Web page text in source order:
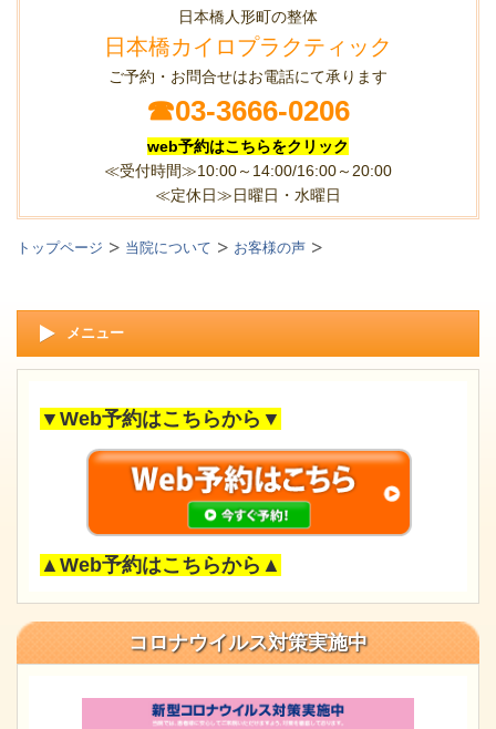
日本橋人形町の整体
日本橋カイロプラクティック
ご予約・お問合せはお電話にて承ります
☎03-3666-0206
web予約はこちらをクリック
≪受付時間≫10:00～14:00/16:00～20:00
≪定休日≫日曜日・水曜日
トップページ 当院について お客様の声
メニュー
▼Web予約はこちらから▼
▲Web予約はこちらから▲
コロナウイルス対策実施中